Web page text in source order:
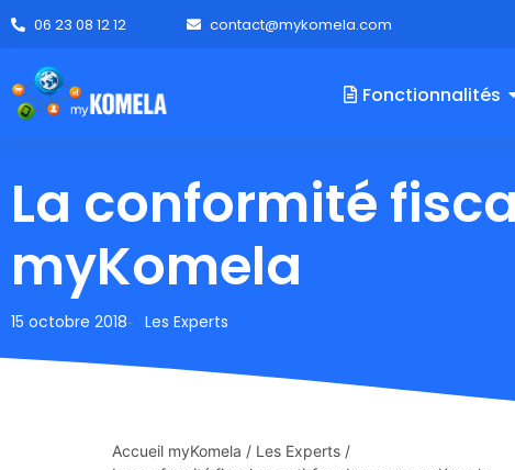
06 23 08 12 12 contact@mykomela.com
Fonctionnalités
La conformité
myKomela
15 octobre 2018- Les Experts
Accueil myKomela / Les Experts /